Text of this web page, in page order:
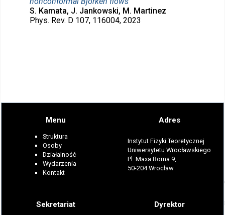
S. Kamata, J. Jankowski, M. Martinez
Phys. Rev. D 107, 116004, 2023
Menu
Struktura
Osoby
Działalność
Wydarzenia
Kontakt
Adres
Instytut Fizyki Teoretycznej
Uniwersytetu Wrocławskiego
Pl. Maxa Borna 9,
50-204 Wrocław
Sekretariat Dyrektor